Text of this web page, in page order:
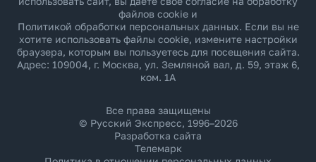
файлов cookie и
Политикой обработки персональных данных. Если вы не
хотите использовать файлы cookie, измените настройки
браузера, которым вы пользуетесь для посещения сайта.
Адрес: 109004, г. Москва, ул. Земляной вал, д. 59, этаж 6,
ком. 1А
Все права защищены
© Русский Экспресс, 1996–2026
Разработка сайта
Телемарк